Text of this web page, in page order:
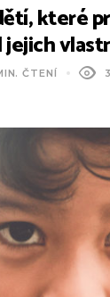
které
ČTENÍ